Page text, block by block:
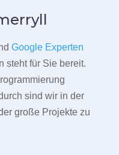
Google Experten
steht für Sie bereit.
sind wir in der
große Projekte zu